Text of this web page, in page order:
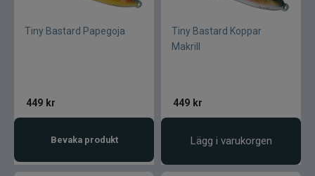
Tiny Bastard Papegoja
449 kr
Bevaka produkt
Tiny Bastard Koppar
Makrill
449 kr
Lägg i varukorgen